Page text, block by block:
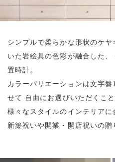
シンプルで柔らかな形状のケ
いた岩絵具の色彩が融合した、
置時計。
カラーバリエーションは文字
せて 自由にお選びいただくこと
様々なスタイルのインテリアに
新築祝いや開業・開店祝いの贈